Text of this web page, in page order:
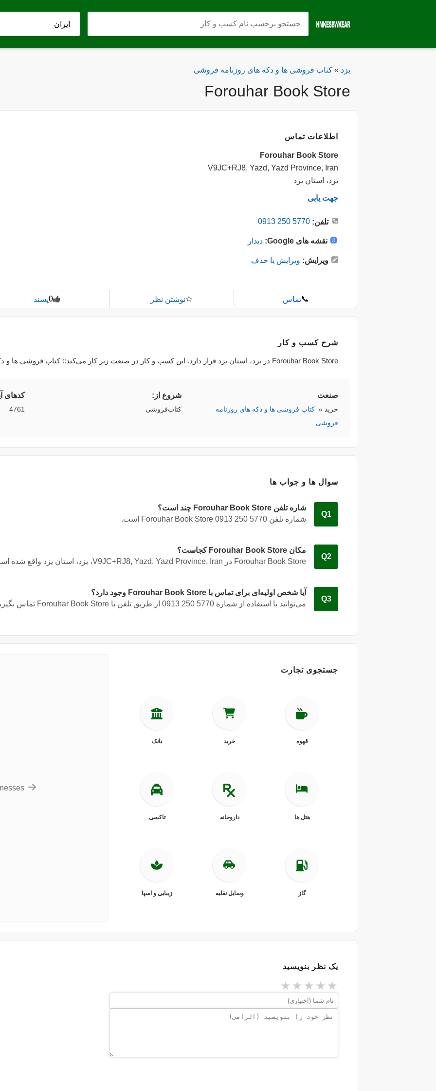
یزد » کتاب فروشی ها و دکه های روزنامه فروشی
Forouhar Book Store
اطلاعات تماس
Forouhar Book Store
V9JC+RJ8, Yazd, Yazd Province, Iran
یزد، استان یزد
جهت یابی
تلفن: 0913 250 5770
نقشه های Google: دیدار
ویرایش: ویرایش یا حذف
📞تماس ☆نوشتن نظر 0پسند
شرح کسب و کار
Forouhar Book Store در یزد، استان یزد قرار دارد. این کسب و کار در صنعت زیر کار می‌کند:: کتاب فروشی ها و دکه های روزنامه فروشی.
صنعت
خرید » کتاب فروشی ها و دکه های روزنامه
فروشی
شروع از:
کتاب‌فروشی
کدهای
4761
سوال ها و جواب ها
Q1
شاره تلفن Forouhar Book Store چند است؟
شماره تلفن Forouhar Book Store 0913 250 5770 است.
Q2
مکان Forouhar Book Store کجاست؟
Forouhar Book Store در
V9JC+RJ8, Yazd, Yazd Province, Iran، یزد، استان یزد واقع شده
Q3
آیا شخص اولیه‌ای برای تماس با Forouhar Book Store وجود دارد؟
می‌توانید با استفاده از شماره 0913 250 5770 از طریق تلفن با Forouhar Book Store تماس بگیرید.
جستجوی تجارت
قهوه خرید بانک
هتل ها داروخانه تاکسی
گاز وسایل نقلیه زیبایی و اسپا
یک نظر بنویسید
★ ★ ★ ★ ★